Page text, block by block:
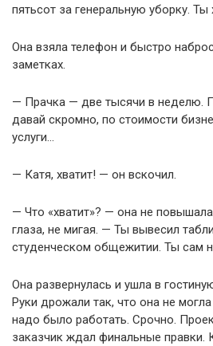
пятьсот за генеральную уборку. Ты
Она взяла телефон и быстро
заметках.
— Прачка — две тысячи в неделю.
давай скромно, по стоимости
услуги…
— Катя, хватит! — он вскочил.
— Что «хватит»? — она не
глаза, не мигая. — Ты вывесил
студенческом общежитии. Ты сам
Она развернулась и ушла в
Руки дрожали так, что она не
надо было работать. Срочно.
заказчик ждал финальные правки.